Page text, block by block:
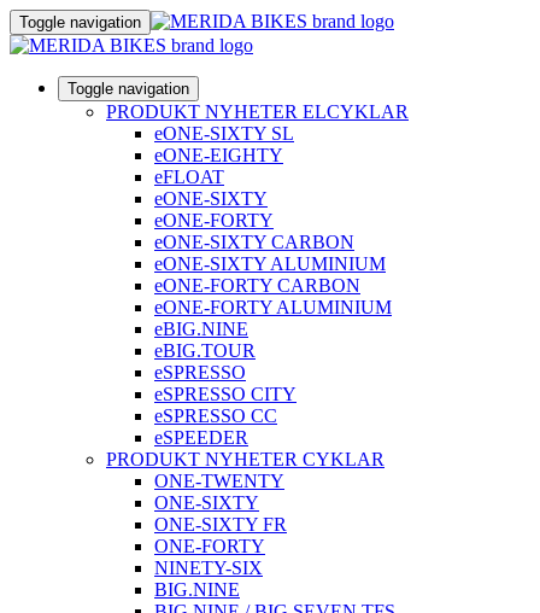
Toggle navigation
Toggle navigation
PRODUKT NYHETER ELCYKLAR
eONE-SIXTY SL
eONE-EIGHTY
eFLOAT
eONE-SIXTY
eONE-FORTY
eONE-SIXTY CARBON
eONE-SIXTY ALUMINIUM
eONE-FORTY CARBON
eONE-FORTY ALUMINIUM
eBIG.NINE
eBIG.TOUR
eSPRESSO
eSPRESSO CITY
eSPRESSO CC
eSPEEDER
PRODUKT NYHETER CYKLAR
ONE-TWENTY
ONE-SIXTY
ONE-SIXTY FR
ONE-FORTY
NINETY-SIX
BIG.NINE